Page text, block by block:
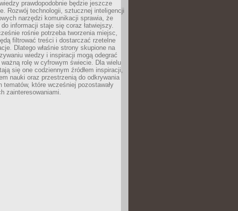
prawdopodobnie będzie jeszcze
Rozwój technologii, sztucznej inteligencji
narzędzi komunikacji sprawia, że
informacji staje się coraz łatwiejszy.
rośnie potrzeba tworzenia miejsc,
filtrować treści i dostarczać rzetelne
Dlatego właśnie strony skupione na
wiedzy i inspiracji mogą odegrać
ważną rolę w cyfrowym świecie. Dla wielu
się one codziennym źródłem inspiracji,
nauki oraz przestrzenią do odkrywania
tematów, które wcześniej pozostawały
zainteresowaniami.